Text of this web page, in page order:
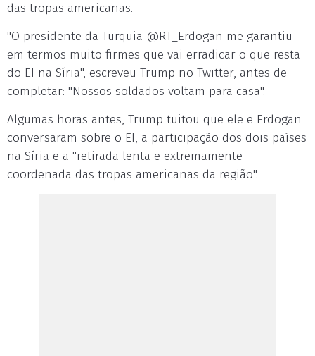
das tropas americanas.
"O presidente da Turquia @RT_Erdogan me garantiu
em termos muito firmes que vai erradicar o que resta
do EI na Síria", escreveu Trump no Twitter, antes de
completar: "Nossos soldados voltam para casa".
Algumas horas antes, Trump tuitou que ele e Erdogan
conversaram sobre o EI, a participação dos dois países
na Síria e a "retirada lenta e extremamente
coordenada das tropas americanas da região".